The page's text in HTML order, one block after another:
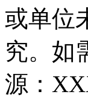
或单位
究。如
源：